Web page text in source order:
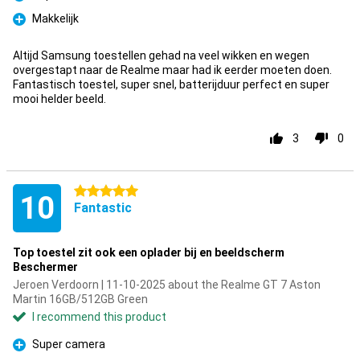
Pro
Pro
Makkelijk
Altijd Samsung toestellen gehad na veel wikken en wegen
overgestapt naar de Realme maar had ik eerder moeten doen.
Fantastisch toestel, super snel, batterijduur perfect en super
mooi helder beeld.
3 0
10 5 stars
Fantastic
Top toestel zit ook een oplader bij en beeldscherm
Beschermer
Jeroen Verdoorn | 11-10-2025 about the Realme GT 7 Aston
Martin 16GB/512GB Green
I recommend this product
Pro
Super camera